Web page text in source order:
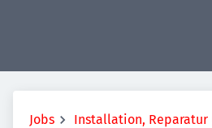
Jobs
Installation, Reparatur